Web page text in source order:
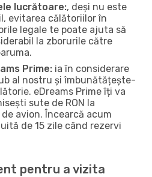
lucrătoare:, deși nu este
evitarea călătoriilor în
legale te poate ajuta să
la zborurile către
Prime: ia în considerare
al nostru și îmbunătățește-
eDreams Prime îți va
sute de RON la
avion. Încearcă acum
de 15 zile când rezervi
pentru a vizita